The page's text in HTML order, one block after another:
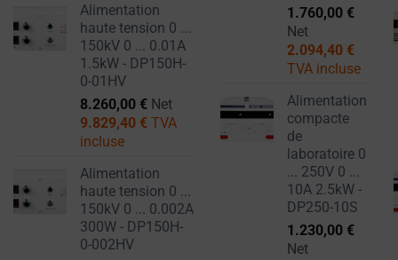
Alimentation
haute tension 0 ...
150kV 0 ... 0.01A
1.5kW - DP150H-
0-01HV
8.260,00 € Net
9.829,40 € TVA
incluse
Alimentation
haute tension 0 ...
150kV 0 ... 0.002A
300W - DP150H-
0-002HV
1.760,00 €
Net
2.094,40 €
TVA incluse
Alimentation
compacte
de
laboratoire 0
... 250V 0 ...
10A 2.5kW -
DP250-10S
1.230,00 €
Net
UTILISATEUR
CONTRÔLE LE
L'UTILISATEUR
PUBLICITAIRE,
LE
ET LA MESURE
long
terme).
personnaliser
expérience
de